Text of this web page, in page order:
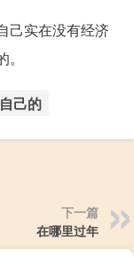
己实在没有经济
自己的
下一篇
在哪里过年